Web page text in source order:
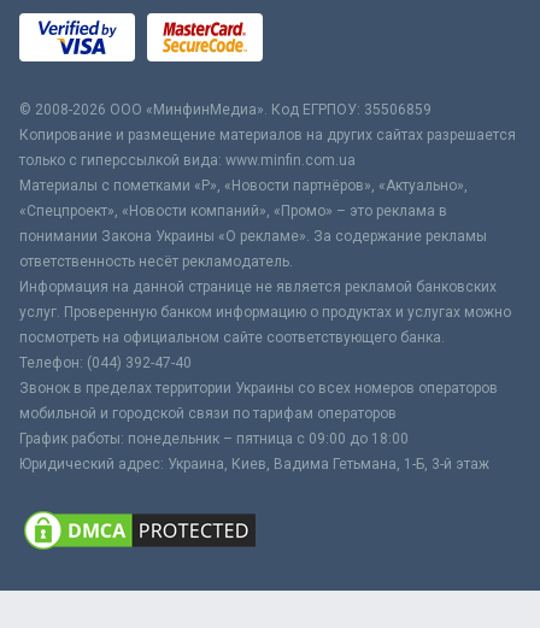
© 2008-2026 ООО «МинфинМедиа». Код ЕГРПОУ: 35506859
Копирование и размещение материалов на других сайтах разрешается
только с гиперссылкой вида: www.minfin.com.ua
Материалы с пометками «Р», «Новости партнёров», «Актуально»,
«Спецпроект», «Новости компаний», «Промо» – это реклама в
понимании Закона Украины «О рекламе». За содержание рекламы
ответственность несёт рекламодатель.
Информация на данной странице не является рекламой банковских
услуг. Проверенную банком информацию о продуктах и услугах можно
посмотреть на официальном сайте соответствующего банка.
Телефон: (044) 392-47-40
Звонок в пределах территории Украины со всех номеров операторов
мобильной и городской связи по тарифам операторов
График работы: понедельник – пятница с 09:00 до 18:00
Юридический адрес: Украина, Киев, Вадима Гетьмана, 1-Б, 3-й этаж